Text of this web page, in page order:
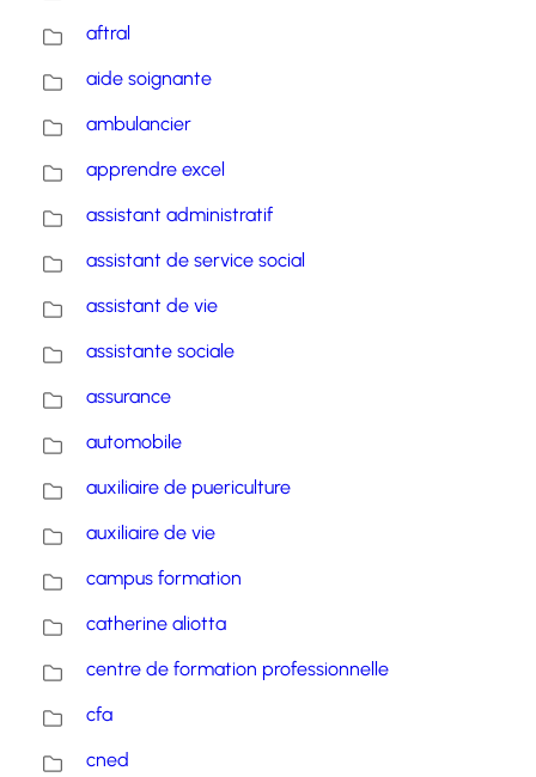
aftral
aide soignante
ambulancier
apprendre excel
assistant administratif
assistant de service social
assistant de vie
assistante sociale
assurance
automobile
auxiliaire de puericulture
auxiliaire de vie
campus formation
catherine aliotta
centre de formation professionnelle
cfa
cned